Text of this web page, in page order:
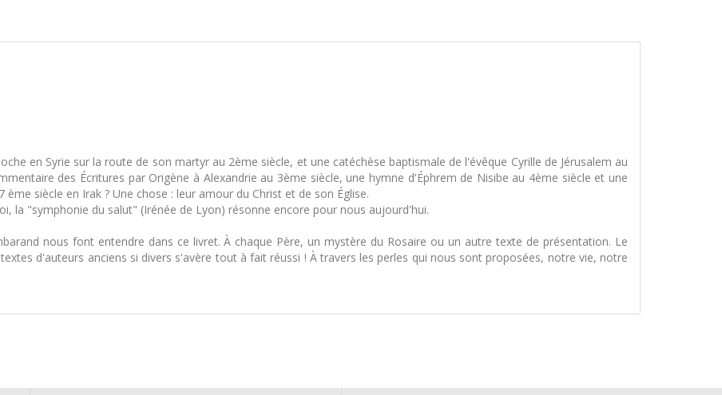
en Syrie sur la route de son martyr au 2ème siècle, et une catéchèse baptismale de l'évêque Cyrille de Jérusalem au
des Écritures par Origène à Alexandrie au 3ème siècle, une hymne d'Éphrem de Nisibe au 4ème siècle et une
siècle en Irak ? Une chose : leur amour du Christ et de son Église.
la "symphonie du salut" (Irénée de Lyon) résonne encore pour nous aujourd'hui.
nous font entendre dans ce livret. À chaque Père, un mystère du Rosaire ou un autre texte de présentation. Le
d'auteurs anciens si divers s'avère tout à fait réussi ! À travers les perles qui nous sont proposées, notre vie, notre